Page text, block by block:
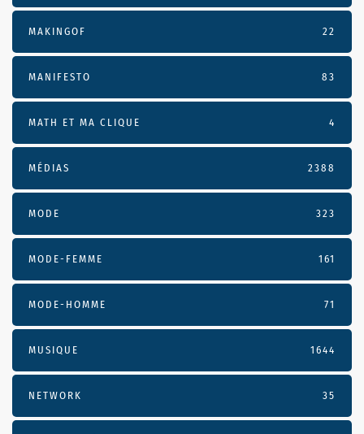
MAKINGOF 22
MANIFESTO 83
MATH ET MA CLIQUE 4
MÉDIAS 2388
MODE 323
MODE-FEMME 161
MODE-HOMME 71
MUSIQUE 1644
NETWORK 35